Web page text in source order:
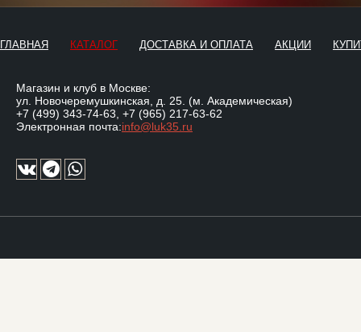
ГЛАВНАЯ КАТАЛОГ ДОСТАВКА И ОПЛАТА АКЦИИ
Магазин и клуб в Москве:
ул. Новочеремушкинская, д. 25. (м. Академическая)
+7 (499) 343-74-63 +7 (965) 217-63-62
Электронная почта:info@luk35.ru